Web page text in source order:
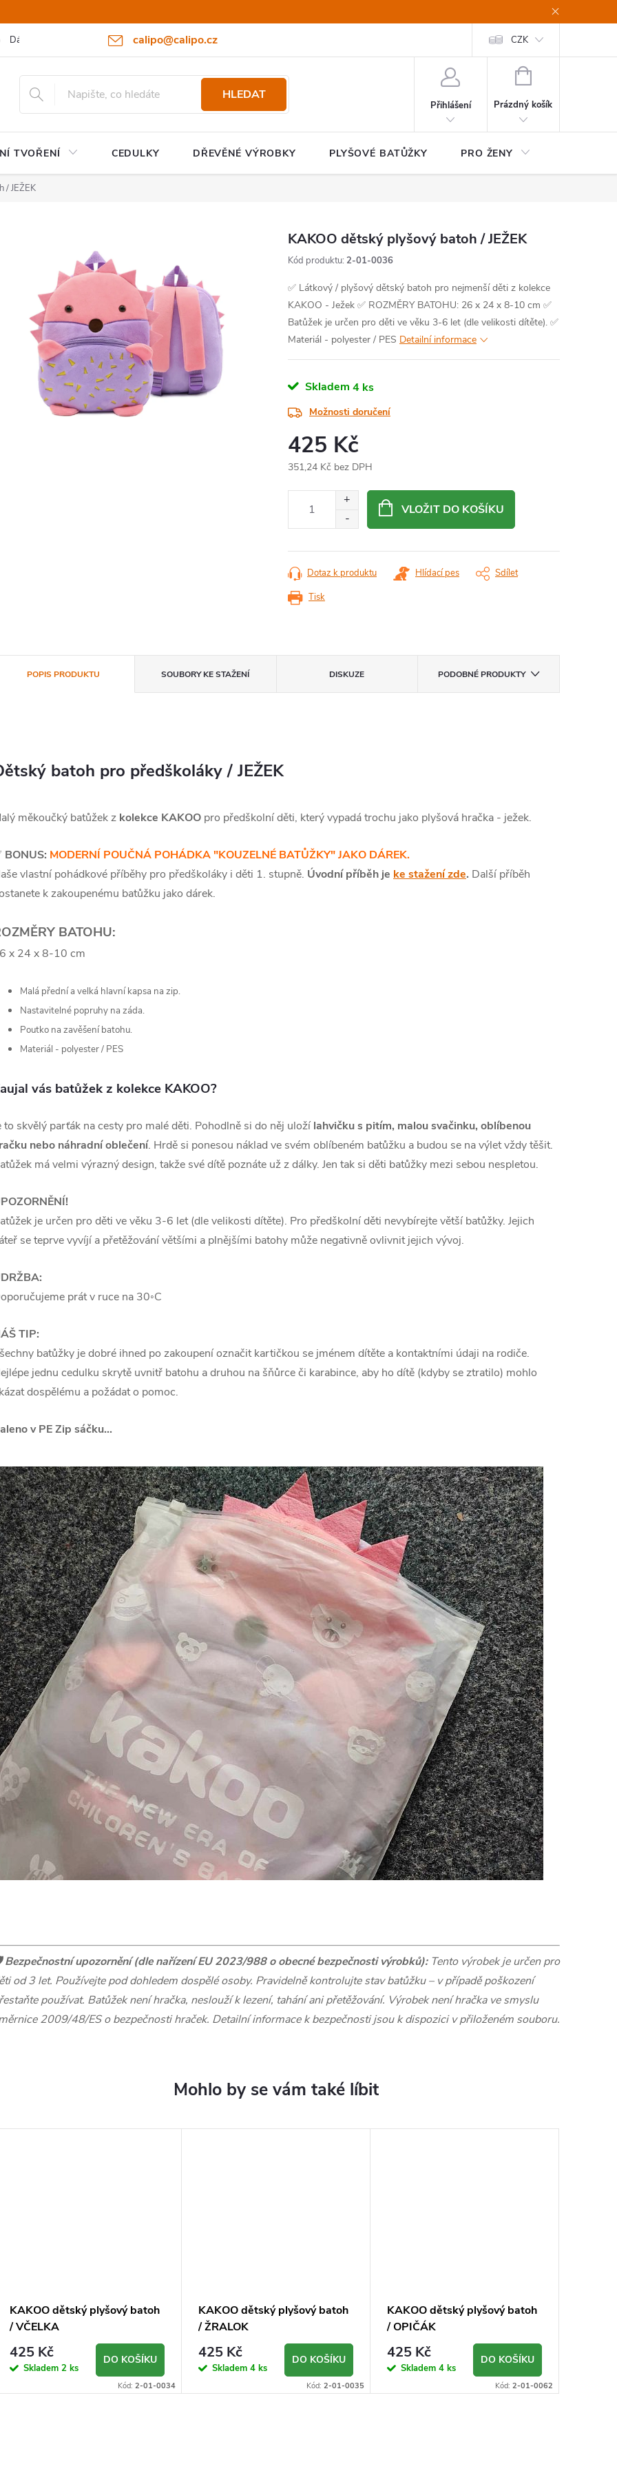
calipo@calipo.cz
Dárkové poukazy Hodnocení obchodu Moje objednávka CZK
HLEDAT
Přihlášení
NÁKUPNÍ
Prázdný košík
TVOŘENÍ CEDULKY DŘEVĚNÉ VÝROBKY PLYŠOVÉ BATŮŽKY PRO ŽENY
/ JEŽEK
KAKOO dětský plyšový batoh / JEŽEK
Kód produktu: 2-01-0036
✅ Látkový / plyšový dětský batoh pro nejmenší děti z kolekce
KAKOO - Ježek ✅ ROZMĚRY BATOHU: 26 x 24 x 8-10 cm ✅
Batůžek je určen pro děti ve věku 3-6 let (dle velikosti dítěte). ✅
Materiál - polyester / PES Detailní informace
Skladem 4 ks
Možnosti doručení
425 Kč
351,24 Kč bez DPH
VLOŽIT DO KOŠÍKU
Tisk
Dotaz k produktu Hlídací pes Sdílet
POPIS PRODUKTU SOUBORY KE STAŽENÍ DISKUZE PODOBNÉ PRODUKTY
batoh pro předškoláky / JEŽEK
měkoučký batůžek z kolekce KAKOO pro předškolní děti, který vypadá trochu jako plyšová hračka - ježek.
BONUS: MODERNÍ POUČNÁ POHÁDKA "KOUZELNÉ BATŮŽKY" JAKO DÁREK.
vlastní pohádkové příběhy pro předškoláky i děti 1. stupně. Úvodní příběh je ke stažení zde. Další příběh
k zakoupenému batůžku jako dárek.
BATOHU:
x 24 x 8-10 cm
Malá přední a velká hlavní kapsa na zip.
Nastavitelné popruhy na záda.
Poutko na zavěšení batohu.
Materiál - polyester / PES
vás batůžek z kolekce KAKOO?
to skvělý parťák na cesty pro malé děti. Pohodlně si do něj uloží lahvičku s pitím, malou svačinku, oblíbenou
nebo náhradní oblečení. Hrdě si ponesou náklad ve svém oblíbeném batůžku a budou se na výlet vždy těšit.
má velmi výrazný design, takže své dítě poznáte už z dálky. Jen tak si děti batůžky mezi sebou nespletou.
je určen pro děti ve věku 3-6 let (dle velikosti dítěte). Pro předškolní děti nevybírejte větší batůžky. Jejich
se teprve vyvíjí a přetěžování většími a plnějšími batohy může negativně ovlivnit jejich vývoj.
prát v ruce na 30◦C
TIP:
batůžky je dobré ihned po zakoupení označit kartičkou se jménem dítěte a kontaktními údaji na rodiče.
jednu cedulku skrytě uvnitř batohu a druhou na šňůrce či karabince, aby ho dítě (kdyby se ztratilo) mohlo
dospělému a požádat o pomoc.
v PE Zip sáčku...
Bezpečnostní upozornění (dle nařízení EU 2023/988 o obecné bezpečnosti výrobků):Tento výrobek je určen pro
od 3 let. Používejte pod dohledem dospělé osoby. Pravidelně kontrolujte stav batůžku – v případě poškození
používat. Batůžek není hračka, neslouží k lezení, tahání ani přetěžování. Výrobek není hračka ve smyslu
2009/48/ES o bezpečnosti hraček. Detailní informace k bezpečnosti jsou k dispozici v přiloženém souboru.
KAKOO dětský plyšový batoh
/ VČELKA
425 Kč
Skladem 2 ks
DO KOŠÍKU
Kód: 2-01-0034
KAKOO dětský plyšový batoh
/ ŽRALOK
425 Kč
Skladem 4 ks
DO KOŠÍKU
Kód: 2-01-0035
KAKOO dětský plyšový batoh
/ OPIČÁK
425 Kč
Skladem 4 ks
DO KOŠÍKU
Kód: 2-01-0062